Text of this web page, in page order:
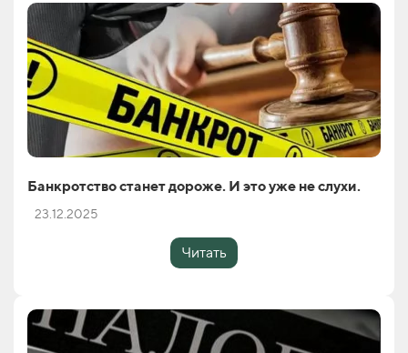
Банкротство станет дороже. И это уже не слухи.
23.12.2025
Читать